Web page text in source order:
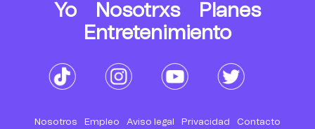
Yo Nosotrxs
Planes
Entretenimiento
Nosotros Empleo Aviso legal Privacidad Contacto